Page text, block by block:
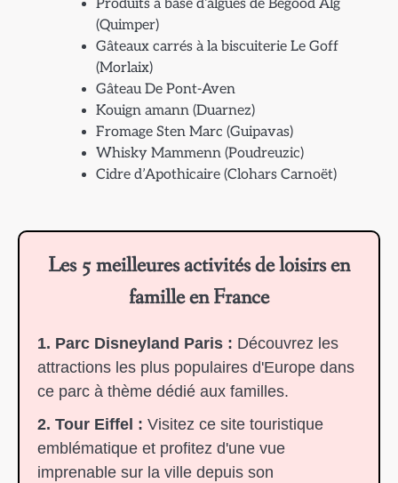
Produits à base d’algues de Begood Alg
(Quimper)
Gâteaux carrés à la biscuiterie Le Goff
(Morlaix)
Gâteau De Pont-Aven
Kouign amann (Duarnez)
Fromage Sten Marc (Guipavas)
Whisky Mammenn (Poudreuzic)
Cidre d’Apothicaire (Clohars Carnoët)
Les 5 meilleures activités de loisirs en
famille en France
1. Parc Disneyland Paris : Découvrez les
attractions les plus populaires d'Europe dans
ce parc à thème dédié aux familles.
2. Tour Eiffel : Visitez ce site touristique
emblématique et profitez d'une vue
imprenable sur la ville depuis son